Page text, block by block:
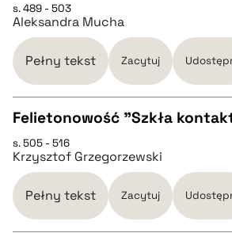
CZYSTY TEKST
pobierz cytat
BIBTEX
pobierz cytat
s. 489 - 503
Aleksandra Mucha
Pełny tekst Zacytuj
CZYSTY TEKST
pobierz cytat
Felietonowość "Szkła
s. 505 - 516
Krzysztof Grzegorzewski
Pełny tekst Zacytuj